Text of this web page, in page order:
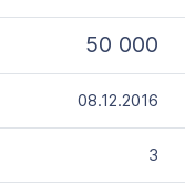
50 000
08.12.2016
3